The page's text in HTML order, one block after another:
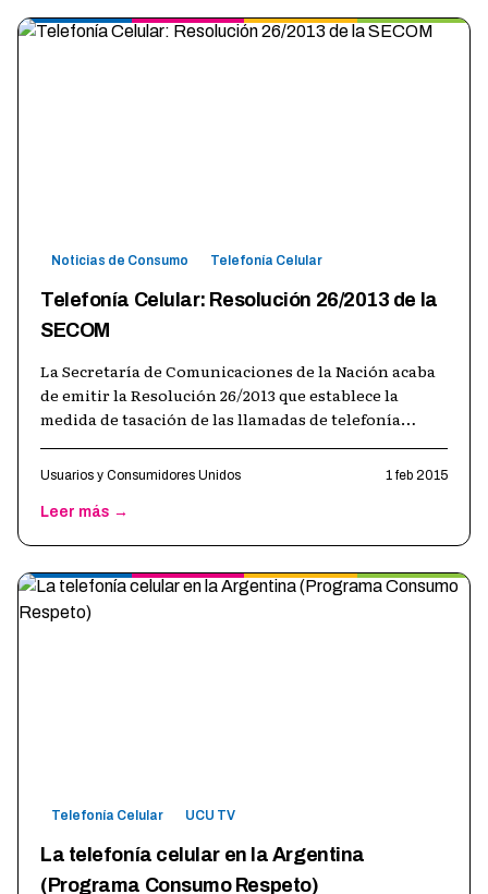
Noticias de Consumo Telefonía Celular
Telefonía Celular: Resolución 26/2013 de la
SECOM
La Secretaría de Comunicaciones de la Nación acaba
de emitir la Resolución 26/2013 que establece la
medida de tasación de las llamadas de telefonía
Usuarios y Consumidores Unidos 1 feb 2015
Leer más →
Telefonía Celular UCU TV
La telefonía celular en la Argentina
(Programa Consumo Respeto)